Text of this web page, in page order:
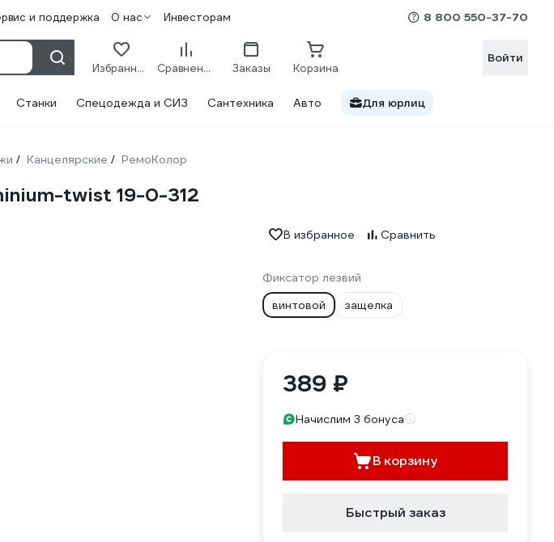
и поддержка О нас Инвесторам 8 800 550-37-70
Избранное Сравнение Заказы Корзина
Войти
Станки Спецодежда и СИЗ Сантехника Авто Для юрлиц
/ Канцелярские / РемоКолор
twist 19-0-312
В избранное Сравнить
Фиксатор лезвий
винтовой
защелка
389 ₽
Начислим 3 бонуса
В корзину
Быстрый заказ